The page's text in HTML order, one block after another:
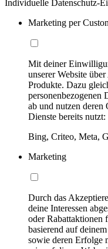
Individuelle Datenschutz-
Marketing per
Mit deiner
unserer Website
Produkte. Dazu
personenbezogenen
ab und nutzen deren
Dienste bereits nutzt:
Bing, Criteo, Meta,
Marketing
Durch das
deine Interessen
oder Rabattaktionen
basierend auf
sowie deren Erfolge